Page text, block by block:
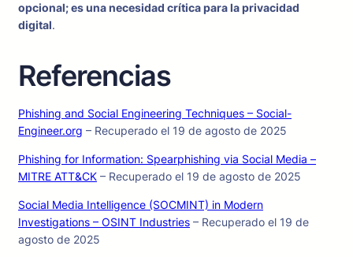
opcional; es una necesidad crítica para la privacidad
digital.
Referencias
Phishing and Social Engineering Techniques – Social-
Engineer.org – Recuperado el 19 de agosto de 2025
Phishing for Information: Spearphishing via Social Media –
MITRE ATT&CK – Recuperado el 19 de agosto de 2025
Social Media Intelligence (SOCMINT) in Modern
Investigations – OSINT Industries – Recuperado el 19 de
agosto de 2025